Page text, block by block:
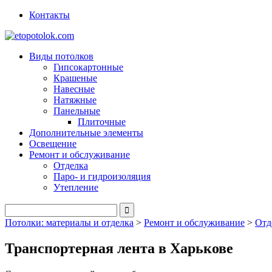
Контакты
Виды потолков
Гипсокартонные
Крашеные
Навесные
Натяжные
Панельные
Плиточные
Дополнительные элементы
Освещение
Ремонт и обслуживание
Отделка
Паро- и гидроизоляция
Утепление
Потолки: материалы и отделка > Ремонт и обслуживание >
Транспортерная лента в Харькове